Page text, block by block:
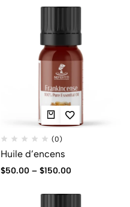
(0)
Huile d’encens
$50.00– $150.00